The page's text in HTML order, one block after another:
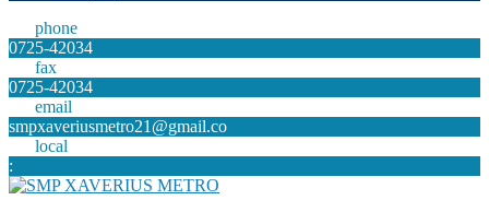
phone
0725-42034
fax
0725-42034
email
smpxaveriusmetro21@gmail.co
local
: